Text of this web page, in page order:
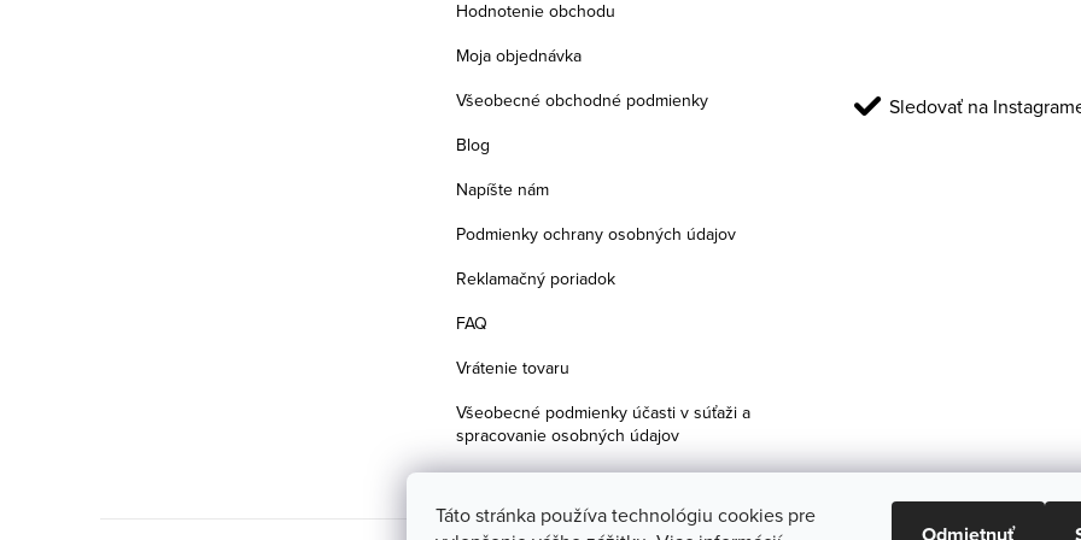
Táto stránka používa technológiu cookies pre
Hodnotenie obchodu
Moja objednávka
Všeobecné obchodné podmienky
Blog
Napíšte nám
Podmienky ochrany osobných údajov
Reklamačný poriadok
FAQ
Vrátenie tovaru
Všeobecné podmienky účasti v súťaži a
spracovanie osobných údajov
Sledovať na